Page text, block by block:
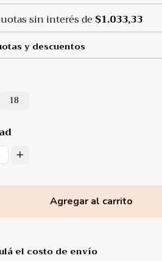
sin interés de $1.033,33
y descuentos
18
Agregar al carrito
el costo de envío